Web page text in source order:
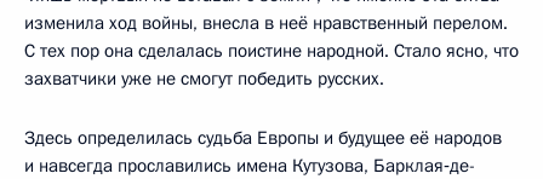
изменила ход войны, внесла в неё нравственный перелом.
С тех пор она сделалась поистине народной. Стало ясно, что
захватчики уже не смогут победить русских.
Здесь определилась судьба Европы и будущее её народов
и навсегда прославились имена Кутузова, Барклая‑де-